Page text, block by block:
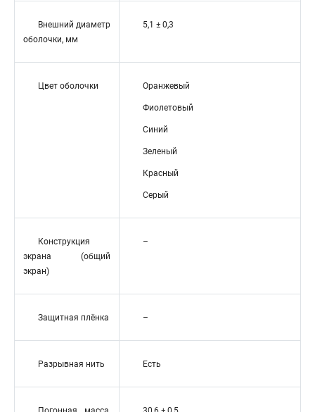
Внешний диаметр
оболочки, мм
5,1 ± 0,3
Цвет оболочки Оранжевый
Фиолетовый
Синий
Зеленый
Красный
Серый
Конструкция
экрана (общий
экран)
–
Защитная плёнка –
Разрывная нить Есть